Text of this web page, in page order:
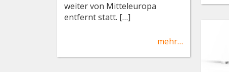
weiter von Mitteleuropa
entfernt statt. […]
mehr…